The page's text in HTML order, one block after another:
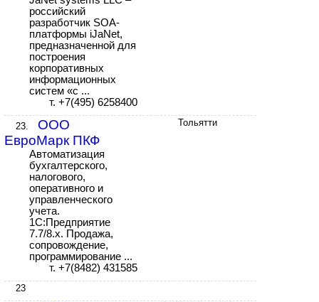
российский
разработчик SOA-
платформы iJaNet,
предназначенной для
построения
корпоративных
информационных
систем «с ...
т. +7(495) 6258400
23.
ООО
ЕвроМарк ПКФ
Автоматизация
бухгалтерского,
налогового,
оперативного и
управленческого
учета.
1C:Предприятие
7.7/8.х. Продажа,
сопровождение,
программирование ...
т. +7(8482) 431585
Тольятти
23